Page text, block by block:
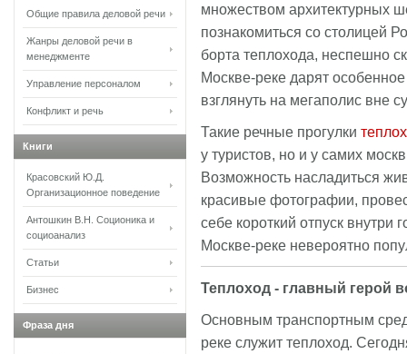
множеством архитектурных
познакомиться со столицей
борта теплохода, неспешно
Москве-реке дарят
взглянуть на мегаполис вне
Такие речные прогулки
у туристов, но и у самих
Возможность насладиться
красивые фотографии,
себе короткий отпуск внутри
Москве-реке невероятно
Теплоход - главный герой
Основным транспортным
реке служит теплоход.
Общие правила деловой речи
Жанры деловой речи в
менеджменте
Управление персоналом
Конфликт и речь
Книги
Красовский Ю.Д.
Организационное поведение
Антошкин В.Н. Соционика и
социоанализ
Статьи
Бизнес
Фраза дня